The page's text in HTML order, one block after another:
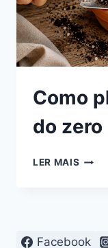
Como
do zero
LER MAIS COMO
Facebook